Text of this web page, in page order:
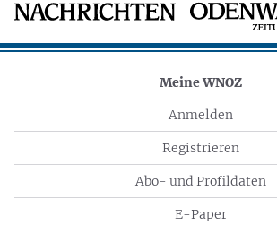
Meine WNOZ
Anmelden
Registrieren
Abo- und Profildaten
E-Paper